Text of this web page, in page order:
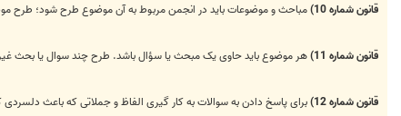
قانون شماره 10) مباحث و موضوعات باید در انجمن مربوط به آن موضوع طرح شود؛ طرح
قانون شماره 11) هر موضوع باید حاوی یک مبحث یا سؤال باشد. طرح چند سوال يا بحث
قانون شماره 12) برای پاسخ دادن به سوالات به کار گیری الفاظ و جملاتی که باعث